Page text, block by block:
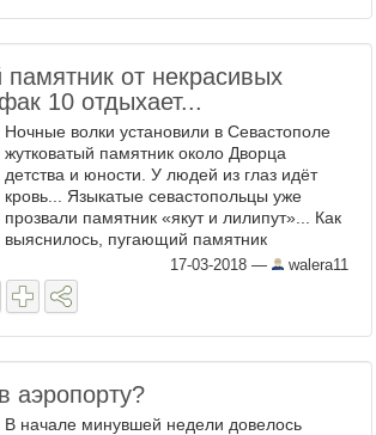
от некрасивых
10 отдыхает...
Ночные волки установили в Севастополе
жутковатый памятник около Дворца
детства и юности. У людей из глаз идёт
кровь... Языкатые севастопольцы уже
прозвали памятник «якут и лилипут»... Как
выяснилось, пугающий памятник
установили в честь презентации в
Севастополе фильма Хирурга ...
17-03-2018 — walera11
аэропорту?
В начале минувшей недели довелось